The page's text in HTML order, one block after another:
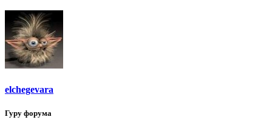
elchegevara
Гуру форума